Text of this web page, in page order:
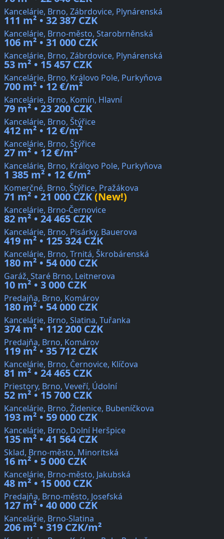
Kancelárie, Brno, Zábrdovice, Plynárenská
111 m² • 32 387 CZK
Kancelárie, Brno-město, Starobrněnská
106 m² • 31 000 CZK
Kancelárie, Brno, Zábrdovice, Plynárenská
53 m² • 15 457 CZK
Kancelárie, Brno, Královo Pole, Purkyňova
700 m² • 12 €/m²
Kancelárie, Brno, Komín, Hlavní
79 m² • 23 200 CZK
Kancelárie, Brno, Štýřice
412 m² • 12 €/m²
Kancelárie, Brno, Štýřice
27 m² • 12 €/m²
Kancelárie, Brno, Královo Pole, Purkyňova
1 385 m² • 12 €/m²
Komerčné, Brno, Štýřice, Pražákova
71 m² • 21 000 CZK(New!)
Kancelárie, Brno-Černovice
82 m² • 24 465 CZK
Kancelárie, Brno, Pisárky, Bauerova
419 m² • 125 324 CZK
Kancelárie, Brno, Trnitá, Škrobárenská
180 m² • 54 000 CZK
Garáž, Staré Brno, Leitnerova
10 m² • 3 000 CZK
Predajňa, Brno, Komárov
180 m² • 54 000 CZK
Kancelárie, Brno, Slatina, Tuřanka
374 m² • 112 200 CZK
Predajňa, Brno, Komárov
119 m² • 35 712 CZK
Kancelárie, Brno, Černovice, Klíčova
81 m² • 24 465 CZK
Priestory, Brno, Veveří, Údolní
52 m² • 15 700 CZK
Kancelárie, Brno, Židenice, Bubeníčkova
193 m² • 59 000 CZK
Kancelárie, Brno, Dolní Heršpice
135 m² • 41 564 CZK
Sklad, Brno-město, Minoritská
16 m² • 5 000 CZK
Kancelárie, Brno-město, Jakubská
48 m² • 15 000 CZK
Predajňa, Brno-město, Josefská
127 m² • 40 000 CZK
Kancelárie, Brno-Slatina
206 m² • 319 CZK/m²